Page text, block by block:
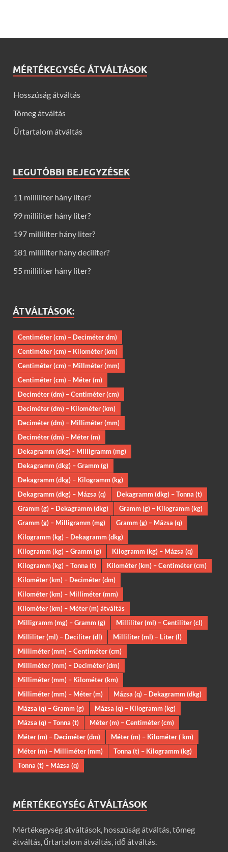
MÉRTÉKEGYSÉG ÁTVÁLTÁSOK
Hosszúság átváltás
Tömeg átváltás
Űrtartalom átváltás
LEGUTÓBBI BEJEGYZÉSEK
11 milliliter hány liter?
99 milliliter hány liter?
197 milliliter hány liter?
181 milliliter hány deciliter?
55 milliliter hány liter?
ÁTVÁLTÁSOK:
Centiméter (cm) – Deciméter dm)
Centiméter (cm) – Kilométer (km)
Centiméter (cm) – Millméter (mm)
Centiméter (cm) – Méter (m)
Deciméter (dm) – Centiméter (cm)
Deciméter (dm) – Kilométer (km)
Deciméter (dm) – Milliméter (mm)
Deciméter (dm) – Méter (m)
Dekagramm (dkg) - Milligramm (mg)
Dekagramm (dkg) – Gramm (g)
Dekagramm (dkg) – Kilogramm (kg)
Dekagramm (dkg) – Mázsa (q)
Dekagramm (dkg) – Tonna (t)
Gramm (g) – Dekagramm (dkg)
Gramm (g) – Kilogramm (kg)
Gramm (g) – Milligramm (mg)
Gramm (g) – Mázsa (q)
Kilogramm (kg) – Dekagramm (dkg)
Kilogramm (kg) – Gramm (g)
Kilogramm (kg) – Mázsa (q)
Kilogramm (kg) – Tonna (t)
Kilométer (km) – Centiméter (cm)
Kilométer (km) – Deciméter (dm)
Kilométer (km) – Milliméter (mm)
Kilométer (km) – Méter (m) átváltás
Milligramm (mg) – Gramm (g)
Milliliter (ml) – Centiliter (cl)
Milliliter (ml) – Deciliter (dl)
Milliliter (ml) – Liter (l)
Milliméter (mm) – Centiméter (cm)
Milliméter (mm) – Deciméter (dm)
Milliméter (mm) – Kilométer (km)
Milliméter (mm) – Méter (m)
Mázsa (q) – Dekagramm (dkg)
Mázsa (q) – Gramm (g)
Mázsa (q) – Kilogramm (kg)
Mázsa (q) – Tonna (t)
Méter (m) – Centiméter (cm)
Méter (m) – Deciméter (dm)
Méter (m) – Kilométer ( km)
Méter (m) – Milliméter (mm)
Tonna (t) – Kilogramm (kg)
Tonna (t) – Mázsa (q)
MÉRTÉKEGYSÉG ÁTVÁLTÁSOK
Mértékegység átváltások, hosszúság átváltás, tömeg
átváltás, űrtartalom átváltás, idő átváltás.